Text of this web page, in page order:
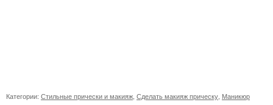
Категории: Стильные прически и макияж, Сделать макияж прическу, Маникюр